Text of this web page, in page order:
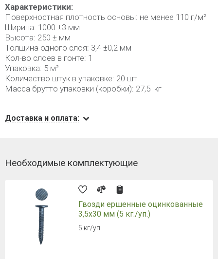
Характеристики:
Поверхностная плотность основы: не менее 110 г/м²
Ширина: 1000 ±3 мм
Высота: 250 ± мм
Толщина одного слоя: 3,4 ±0,2 мм
Кол-во слоев в гонте: 1
Упаковка: 5 м²
Количество штук в упаковке: 20 шт
Масса брутто упаковки (коробки): 27,5 кг
Доставка и оплата:
Необходимые комплектующие
Гвозди ершенные оцинкованные
3,5х30 мм (5 кг./уп.)
5 кг/уп.